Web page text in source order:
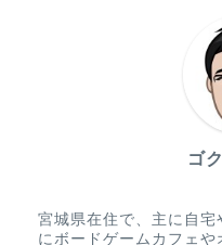
ゴ
宮城県在住で、主に自宅
にボードゲームカフェ